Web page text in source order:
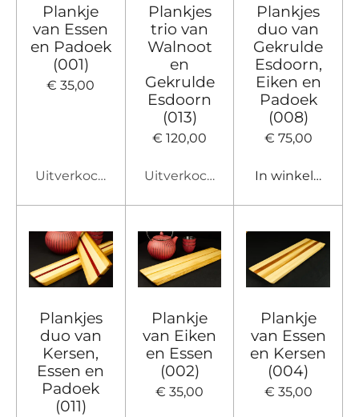
Plankje
van Essen
en Padoek
(001)
€ 35,00
Uitverkocht
Plankjes
trio van
Walnoot
en
Gekrulde
Esdoorn
(013)
€ 120,00
Uitverkocht
Plankjes
duo van
Gekrulde
Esdoorn,
Eiken en
Padoek
(008)
€ 75,00
In winkelwagen
Plankjes
duo van
Kersen,
Essen en
Padoek
(011)
Plankje
van Eiken
en Essen
(002)
€ 35,00
Plankje
van Essen
en Kersen
(004)
€ 35,00